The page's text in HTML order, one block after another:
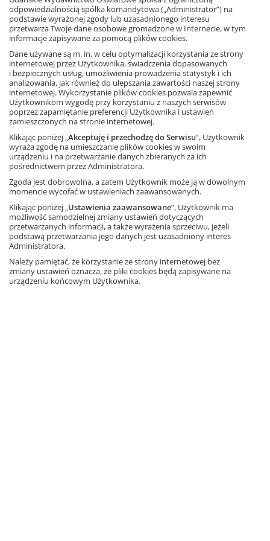
Ciało człowieka 1
Pobierz wersję do kolorowania
odpowiedzialnością spółka komandytowa („Administrator”) na
podstawie wyrażonej zgody lub uzasadnionego interesu
przetwarza Twoje dane osobowe gromadzone w Internecie, w tym
informacje zapisywane za pomocą plików cookies.
Dane używane są m. in. w celu optymalizacji korzystania ze strony
internetowej przez Użytkownika, świadczenia dopasowanych
i bezpiecznych usług, umożliwienia prowadzenia statystyk i ich
analizowania, jak również do ulepszania zawartości naszej strony
internetowej. Wykorzystanie plików cookies pozwala zapewnić
Użytkownikom wygodę przy korzystaniu z naszych serwisów
poprzez zapamiętanie preferencji Użytkownika i ustawień
zamieszczonych na stronie internetowej.
Klikając poniżej „Akceptuję i przechodzę do Serwisu”, Użytkownik
wyraża zgodę na umieszczanie plików cookies w swoim
urządzeniu i na przetwarzanie danych zbieranych za ich
pośrednictwem przez Administratora.
Zgoda jest dobrowolna, a zatem Użytkownik może ją w dowolnym
momencie wycofać w ustawieniach zaawansowanych.
Klikając poniżej „Ustawienia zaawansowane”, Użytkownik ma
możliwość samodzielnej zmiany ustawień dotyczących
przetwarzanych informacji, a także wyrażenia sprzeciwu, jeżeli
podstawą przetwarzania jego danych jest uzasadniony interes
Administratora.
Należy pamiętać, że korzystanie ze strony internetowej bez
zmiany ustawień oznacza, że pliki cookies będą zapisywane na
urządzeniu końcowym Użytkownika.